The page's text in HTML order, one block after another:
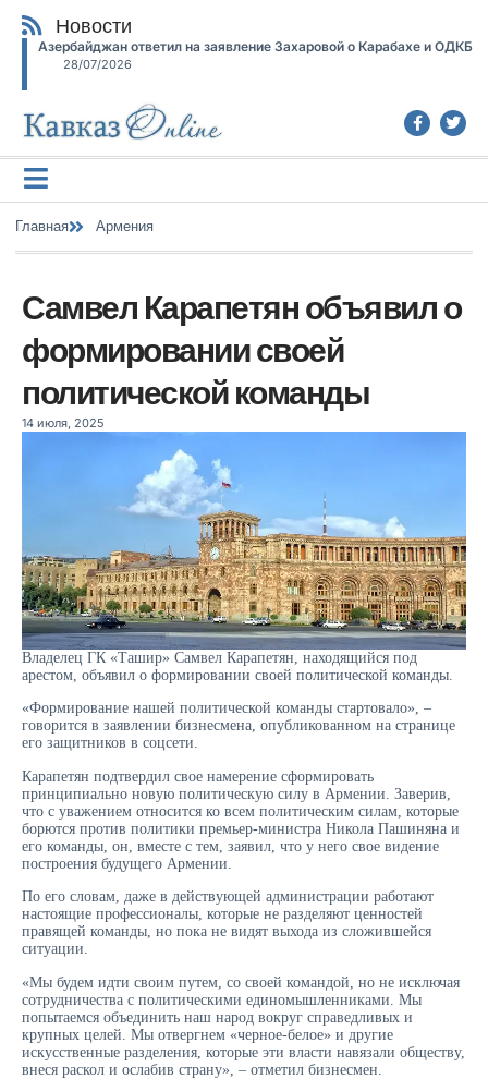
Новости
Азербайджан ответил на заявление Захаровой о Карабахе и ОДКБ
28/07/2026
Главная Армения
Самвел Карапетян объявил о
формировании своей
политической команды
14 июля, 2025
Владелец ГК «Ташир» Самвел Карапетян, находящийся под
арестом, объявил о формировании своей политической команды.
«Формирование нашей политической команды стартовало», –
говорится в заявлении бизнесмена, опубликованном на странице
его защитников в соцсети.
Карапетян подтвердил свое намерение сформировать
принципиально новую политическую силу в Армении. Заверив,
что с уважением относится ко всем политическим силам, которые
борются против политики премьер-министра Никола Пашиняна и
его команды, он, вместе с тем, заявил, что у него свое видение
построения будущего Армении.
По его словам, даже в действующей администрации работают
настоящие профессионалы, которые не разделяют ценностей
правящей команды, но пока не видят выхода из сложившейся
ситуации.
«Мы будем идти своим путем, со своей командой, но не исключая
сотрудничества с политическими единомышленниками. Мы
попытаемся объединить наш народ вокруг справедливых и
крупных целей. Мы отвергнем «черное-белое» и другие
искусственные разделения, которые эти власти навязали обществу,
внеся раскол и ослабив страну», – отметил бизнесмен.